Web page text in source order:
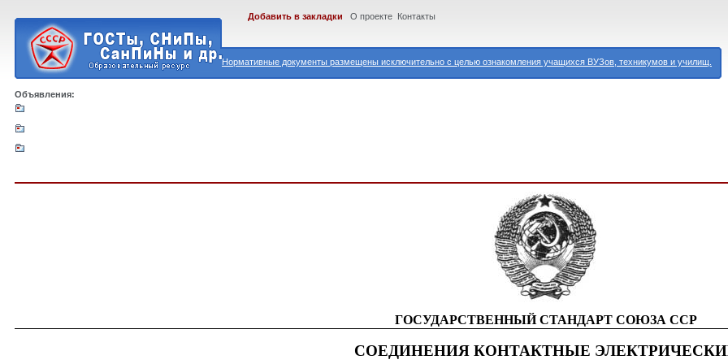
Нормативные документы размещены исключительно с целью ознакомления учащихся ВУЗов, техникумов и училищ.
Добавить в закладки О проекте Контакты
Объявления:
ГОСУДАРСТВЕННЫЙ СТАНДАРТ СОЮЗА ССР
СОЕДИНЕНИЯ КОНТАКТНЫЕ